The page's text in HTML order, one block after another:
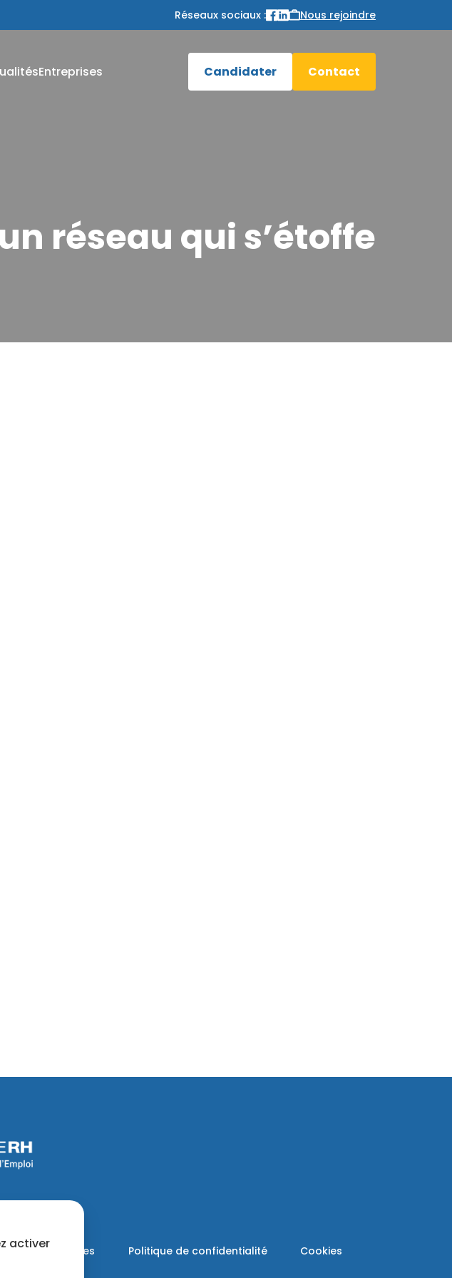
Réseaux sociaux : Nous rejoindre
Entreprises Candidater Contact
réseau qui s’étoffe
Mentions légales Politique de confidentialité Cookies
activer